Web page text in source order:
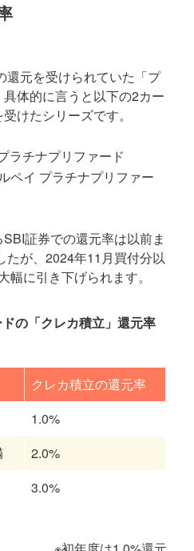
還元を受けられていた「プ
体的に言うと以下の2カー
受けたシリーズです。
ラチナプリファード
ペイ プラチナプリファー
証券での還元率は以前ま
たが、2024年11月買付分以
幅に引き下げられます。
の「クレカ積立」還元率
クレカ積立の還元率
1.0%
2.0%
3.0%